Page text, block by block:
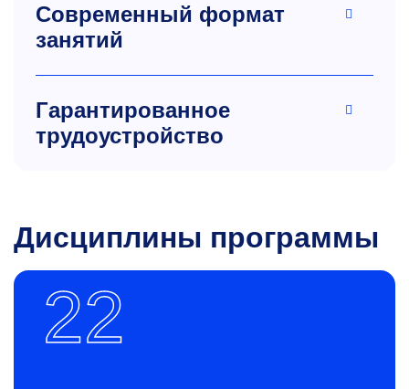
Современный формат
занятий
Гарантированное
трудоустройство
Дисциплины программы
22